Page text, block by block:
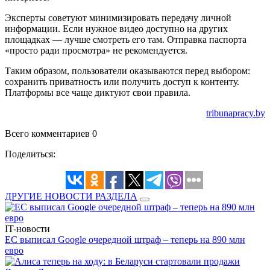
Эксперты советуют минимизировать передачу личной
информации. Если нужное видео доступно на других
площадках — лучше смотреть его там. Отправка паспорта
«просто ради просмотра» не рекомендуется.
Таким образом, пользователи оказываются перед выбором:
сохранить приватность или получить доступ к контенту.
Платформы все чаще диктуют свои правила.
tribunapracy.by
Всего комментариев 0
Поделиться:
ДРУГИЕ НОВОСТИ РАЗДЕЛА
IT-новости
ЕС выписал Google очередной штраф – теперь на 890 млн
евро